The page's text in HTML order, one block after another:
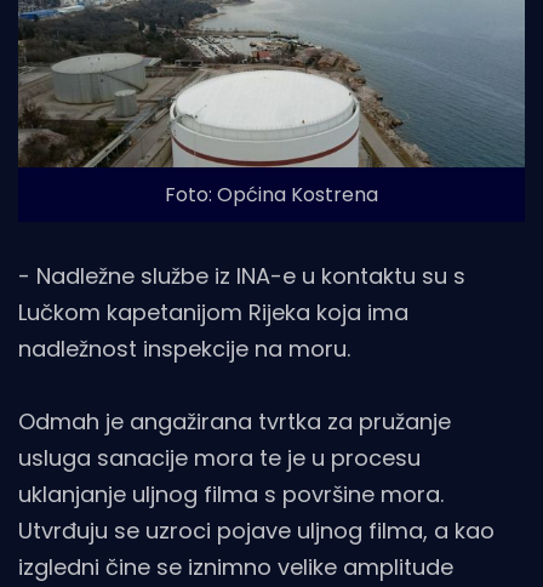
Foto: Općina Kostrena
- Nadležne službe iz INA-e u kontaktu su s
Lučkom kapetanijom Rijeka koja ima
nadležnost inspekcije na moru.
Odmah je angažirana tvrtka za pružanje
usluga sanacije mora te je u procesu
uklanjanje uljnog filma s površine mora.
Utvrđuju se uzroci pojave uljnog filma, a kao
izgledni čine se iznimno velike amplitude